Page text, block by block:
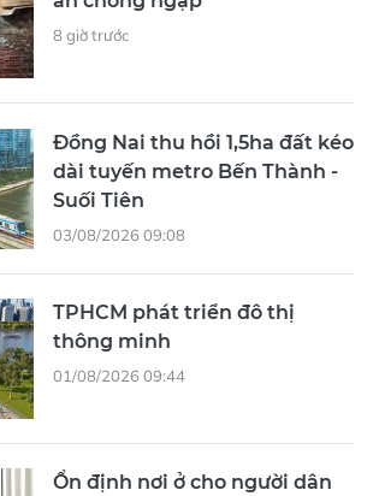
8 giờ trước
Đồng Nai thu hồi 1,5ha đất kéo
dài tuyến metro Bến Thành -
Suối Tiên
03/08/2026 09:08
TPHCM phát triển đô thị
thông minh
01/08/2026 09:44
Ổn định nơi ở cho người dân